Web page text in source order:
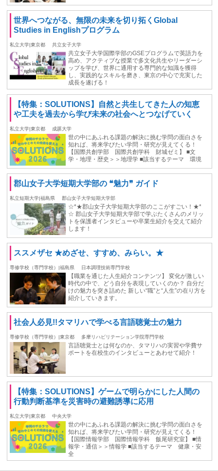
世界へつながる、無限の未来を切り拓くGlobal
Studies in Englishプログラム
私立大学|東京都 共立女子大学
共立女子大学国際学部のGSEプログラムで英語力を
高め、アクティブな授業で多文化共生やリーダーシ
ップを学び、世界に通用する専門的な知識を獲得
し、実践的なスキルを磨き、東京の中心で充実した
成長を遂げる！
【特集：SOLUTIONS】自然と共生してきた人の知恵
や工夫を過去から学び未来の社会へとつなげていく
私立大学|東京都 成蹊大学
世の中にあふれる課題の解決に挑む学問の面白さを
知れば、将来学びたい学問・研究が見えてくる！
【国際共創学部 国際共創学科 財城ゼミ】 ■文
学・地理・歴史＞＞地理学 ■該当するテーマ 環境
郡山女子大学短期大学部の ❝魅力❞ ガイド
私立短期大学|福島県 郡山女子大学短期大学部
☆*★郡山女子大学短期大学部のここがすごい！★*
☆ 郡山女子大学短期大学部で学ぶたくさんのメリッ
トを保護者インタビューや卒業生紹介を交えて紹介
します！
ススメザセ ★めざせ、すすめ、みらい。★
専修学校（専門学校）|福島県 日本調理技術専門学校
【職業を通じた人生紹介コンテンツ】 変化が激しい
時代の中で、どう自分を表現していくのか？ 自分だ
けの魅力を突き詰めた 新しい“職”と“人生”の在り方を
紹介していきます。
社会人必見!!タマリハで学べる言語聴覚士の魅力
専修学校（専門学校）|東京都 多摩リハビリテーション学院専門学校
言語聴覚士とは何なのか、タマリハの実習や学費サ
ポートを在校生のインタビューとあわせて紹介！
【特集：SOLUTIONS】ゲームで明らかにした人間の
行動判断基準を災害時の避難誘導に応用
私立大学|東京都 中央大学
世の中にあふれる課題の解決に挑む学問の面白さを
知れば、将来学びたい学問・研究が見えてくる！
【国際情報学部 国際情報学科 飯尾研究室】 ■情
報学・通信＞＞情報学 ■該当するテーマ 健康・安
全